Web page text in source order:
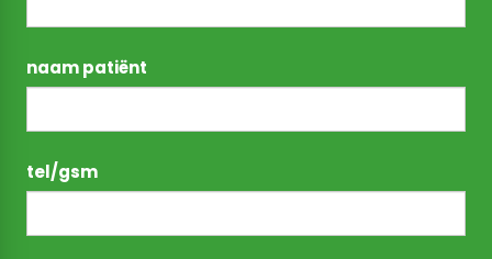
naam patiënt
tel/gsm